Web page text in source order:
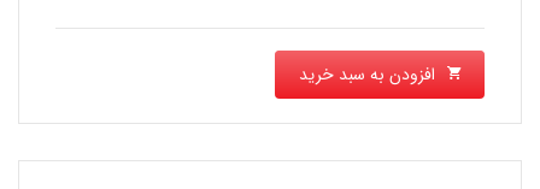
افزودن به سبد خرید